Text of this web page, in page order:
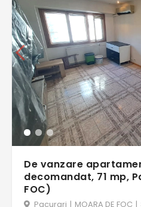
De vanzare
decomandat, 71 mp,
FOC)
Pacurari | MOARA DE FOC |